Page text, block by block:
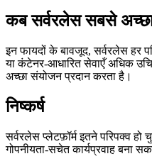
कब सर्वरलेस सबसे
इन फायदों के बावजूद, सर्वरलेस हर
या कंटेनर‑आधारित सेवाएँ अधिक
अच्छा संयोजन प्रदान करता है।
निष्कर्ष
सर्वरलेस प्लेटफ़ॉर्म इतने परिपक्व
गोपनीयता‑सचेत कार्यप्रवाह बना